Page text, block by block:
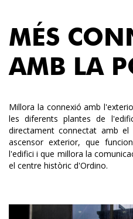
MÉS
AMB LA
Millora la connexió amb
les diferents plantes de
directament connectat amb
ascensor exterior, que
l'edifici i que millora la
el centre històric d'Ordino.